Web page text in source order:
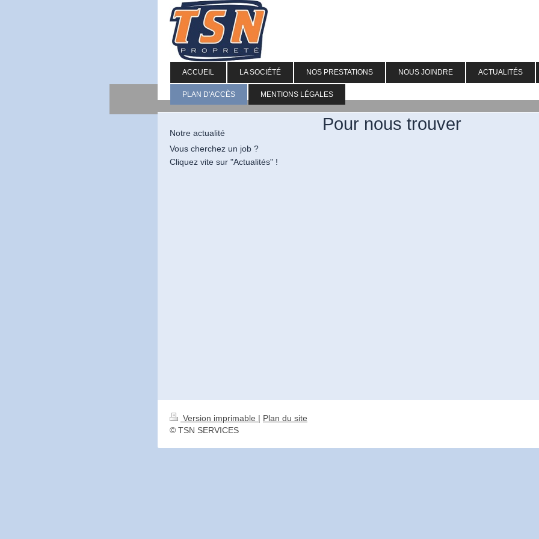
ACCUEIL LA SOCIÉTÉ NOS PRESTATIONS NOUS JOINDRE ACTUALITÉS
PLAN D'ACCÈS MENTIONS LÉGALES
Pour nous trouver
Notre actualité
Vous cherchez un job ?
Cliquez vite sur "Actualités" !
Version imprimable | Plan du site
© TSN SERVICES